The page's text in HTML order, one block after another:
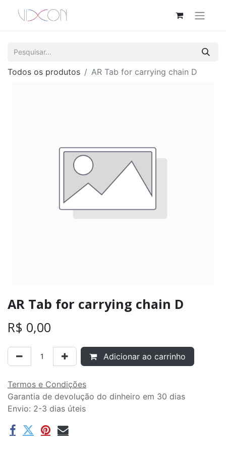
Todos os produtos AR Tab for carrying chain D
AR Tab for carrying chain D
R$ 0,00
Adicionar ao carrinho
Termos e Condições
Garantia de devolução do dinheiro em 30 dias
Envio: 2-3 dias úteis